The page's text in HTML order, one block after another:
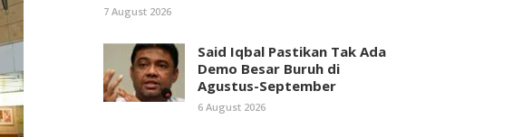
7 August 2026
Said Iqbal Pastikan Tak Ada
Demo Besar Buruh di
Agustus-September
6 August 2026